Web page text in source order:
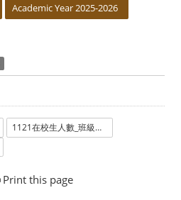
Academic Year 2025-2026
1121在校生人數_班級數_境內外統計表_學士班.ods
Print this page